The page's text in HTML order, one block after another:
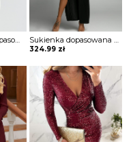
Sukienka mini dopasowana Damilja Sukienka dopasowana z rozcięciem Margaret
324.99 zł